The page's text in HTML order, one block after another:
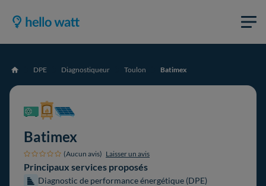
Accueil DPE Diagnostiqueur Toulon Batimex
Batimex
(Aucun avis) Laisser un avis
Principaux services proposés
Diagnostic de performance énergétique (DPE)